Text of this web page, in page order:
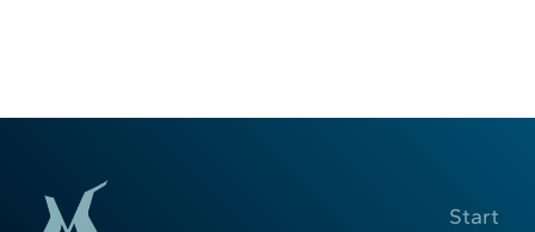
Start